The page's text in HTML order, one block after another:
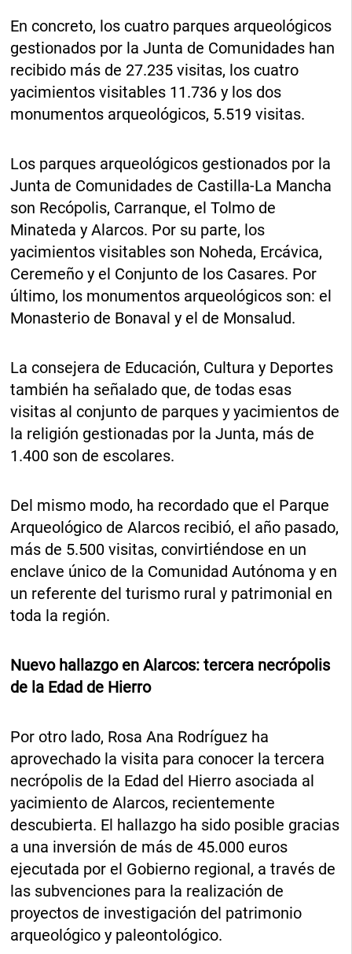
En concreto, los cuatro parques arqueológicos
gestionados por la Junta de Comunidades han
recibido más de 27.235 visitas, los cuatro
yacimientos visitables 11.736 y los dos
monumentos arqueológicos, 5.519 visitas.
Los parques arqueológicos gestionados por la
Junta de Comunidades de Castilla-La Mancha
son Recópolis, Carranque, el Tolmo de
Minateda y Alarcos. Por su parte, los
yacimientos visitables son Noheda, Ercávica,
Ceremeño y el Conjunto de los Casares. Por
último, los monumentos arqueológicos son: el
Monasterio de Bonaval y el de Monsalud.
La consejera de Educación, Cultura y Deportes
también ha señalado que, de todas esas
visitas al conjunto de parques y yacimientos de
la religión gestionadas por la Junta, más de
1.400 son de escolares.
Del mismo modo, ha recordado que el Parque
Arqueológico de Alarcos recibió, el año pasado,
más de 5.500 visitas, convirtiéndose en un
enclave único de la Comunidad Autónoma y en
un referente del turismo rural y patrimonial en
toda la región.
Nuevo hallazgo en Alarcos: tercera necrópolis
de la Edad de Hierro
Por otro lado, Rosa Ana Rodríguez ha
aprovechado la visita para conocer la tercera
necrópolis de la Edad del Hierro asociada al
yacimiento de Alarcos, recientemente
descubierta. El hallazgo ha sido posible gracias
a una inversión de más de 45.000 euros
ejecutada por el Gobierno regional, a través de
las subvenciones para la realización de
proyectos de investigación del patrimonio
arqueológico y paleontológico.